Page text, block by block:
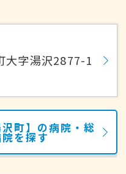
大字湯沢2877-1
町】の病院・総
を探す